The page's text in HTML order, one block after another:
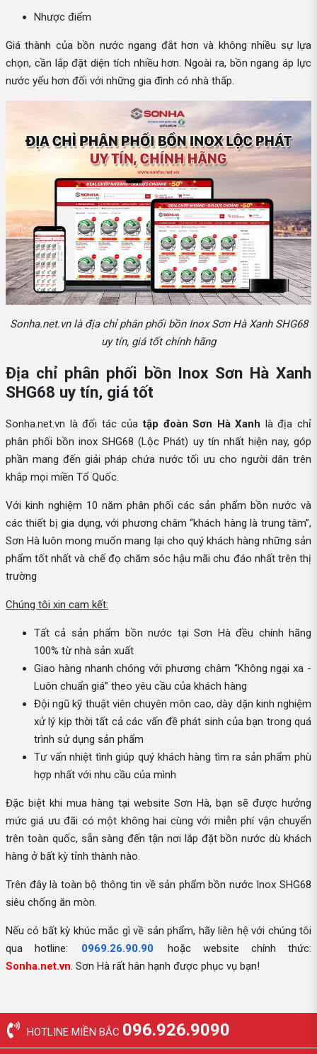
Nhược điểm
Giá thành của bồn nước ngang đắt hơn và không nhiều sự lựa
chọn, cần lắp đặt diện tích nhiều hơn. Ngoài ra, bồn ngang áp lực
nước yếu hơn đối với những gia đình có nhà thấp.
Sonha.net.vn là địa chỉ phân phối bồn Inox Sơn Hà Xanh SHG68
uy tín, giá tốt chính hãng
Địa chỉ phân phối bồn Inox Sơn Hà Xanh
SHG68 uy tín, giá tốt
Sonha.net.vn là đối tác củatập đoàn Sơn Hà Xanh là địa chỉ
phân phối bồn inox SHG68 (Lộc Phát) uy tín nhất hiện nay, góp
phần mang đến giải pháp chứa nước tối ưu cho người dân trên
khắp mọi miền Tổ Quốc.
Với kinh nghiệm 10 năm phân phối các sản phẩm bồn nước và
các thiết bị gia dụng, với phương châm “khách hàng là trung tâm”,
Sơn Hà luôn mong muốn mang lại cho quý khách hàng những sản
phẩm tốt nhất và chế đọ chăm sóc hậu mãi chu đáo nhất trên thị
trường
Chúng tôi xin cam kết:
Tất cả sản phẩm bồn nước tại Sơn Hà đều chính hãng
100% từ nhà sản xuất
Giao hàng nhanh chóng với phương châm “Không ngại xa -
Luôn chuẩn giá” theo yêu cầu của khách hàng
Đội ngũ kỹ thuật viên chuyên môn cao, dày dặn kinh nghiệm
xử lý kịp thời tất cả các vấn đề phát sinh của bạn trong quá
trình sử dụng sản phẩm
Tư vấn nhiệt tình giúp quý khách hàng tìm ra sản phẩm phù
hợp nhất với nhu cầu của mình
Đặc biệt khi mua hàng tại website Sơn Hà, bạn sẽ được hưởng
mức giá ưu đãi có một không hai cùng với miễn phí vận chuyển
trên toàn quốc, sẵn sàng đến tận nơi lắp đặt bồn nước dù khách
hàng ở bất kỳ tỉnh thành nào.
Trên đây là toàn bộ thông tin về sản phẩm bồn nước Inox SHG68
siêu chống ăn mòn.
Nếu có bất kỳ khúc mắc gì về sản phẩm, hãy liên hệ với chúng tôi
qua hotline:
0969.26.90.90
hoặc website chính thức:
Sonha.net.vn. Sơn Hà rất hân hạnh được phục vụ bạn!
HOTLINE MIỀN BẮC 096.926.9090